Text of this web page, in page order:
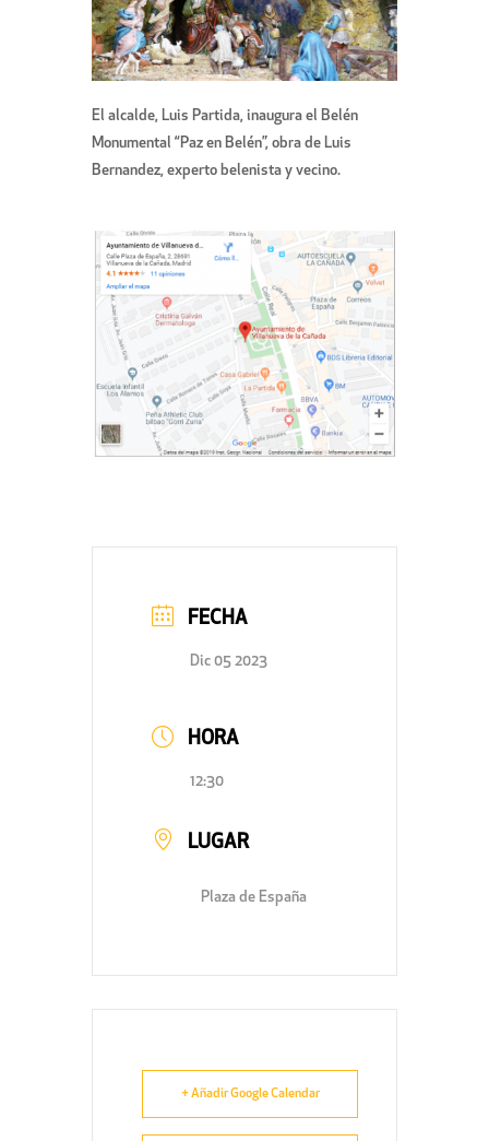
El alcalde, Luis Partida, inaugura el Belén
Monumental “Paz en Belén”, obra de Luis
Bernandez, experto belenista y vecino.
FECHA
Dic 05 2023
HORA
12:30
LUGAR
Plaza de España
+ Añadir Google Calendar